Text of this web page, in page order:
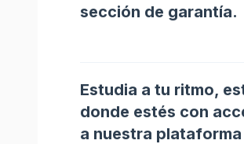
sección de garantía.
Estudia a tu ritmo,
donde estés con
a nuestra plataforma